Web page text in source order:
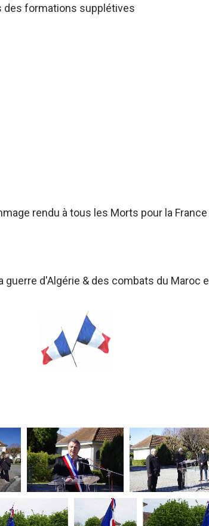
des formations supplétives
rendu à tous les Morts pour la France
d'Algérie & des combats du Maroc